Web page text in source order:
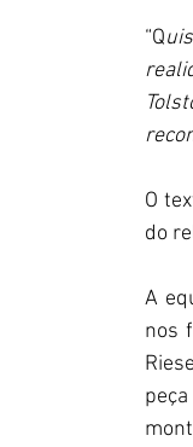
“Q
O
do
A
nos